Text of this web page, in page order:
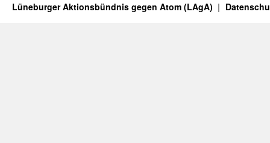
Lüneburger Aktionsbündnis gegen Atom (LAgA)